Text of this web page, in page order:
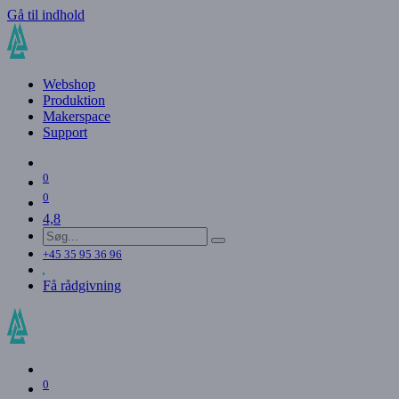
Gå til indhold
Webshop
Produktion
Makerspace
Support
0
0
4,8
+45 35 95 36 96
Få rådgivning
0